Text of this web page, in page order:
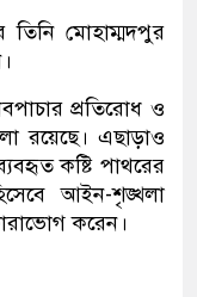
মোহাম্মদপুর
প্রতিরোধ ও
রয়েছে। এছাড়াও
কষ্টি পাথরের
আইন-শৃঙ্খলা
করেন।